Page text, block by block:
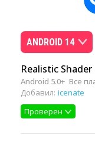
ANDROID 14
Realistic Shader
Android 5.0+ Все
Добавил: icenate
Проверен